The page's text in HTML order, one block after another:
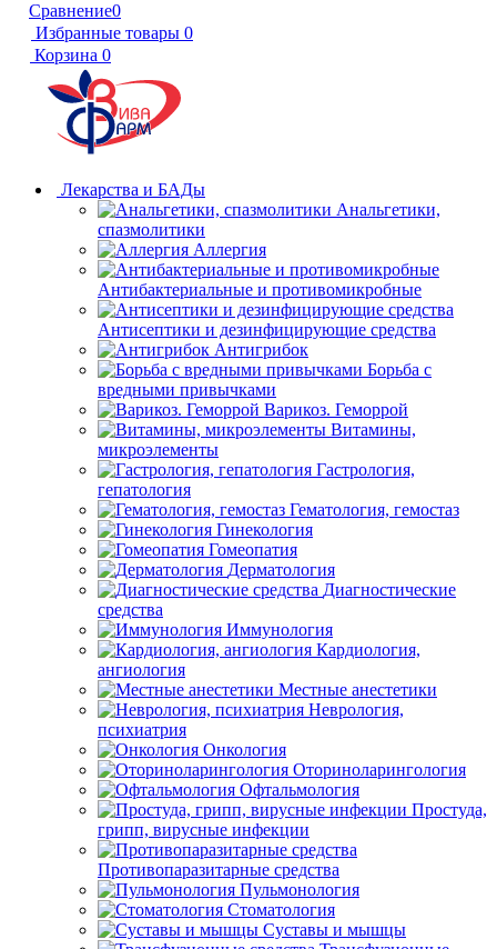
Сравнение0
Избранные товары 0
Корзина 0
Лекарства и БАДы
Анальгетики,
спазмолитики
Аллергия
Антибактериальные и противомикробные
Антисептики и дезинфицирующие средства
Антигрибок
Борьба с
вредными привычками
Варикоз. Геморрой
Витамины,
микроэлементы
Гастрология,
гепатология
Гематология, гемостаз
Гинекология
Гомеопатия
Дерматология
Диагностические
средства
Иммунология
Кардиология,
ангиология
Местные анестетики
Неврология,
психиатрия
Онкология
Оториноларингология
Офтальмология
Простуда,
грипп, вирусные инфекции
Противопаразитарные средства
Пульмонология
Стоматология
Суставы и мышцы